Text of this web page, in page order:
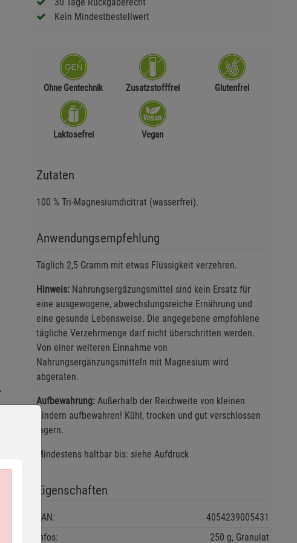
Kein Mindestbestellwert
Ohne Gentechnik Zusatzstofffrei Glutenfrei
Laktosefrei Vegan
Zutaten
100 % Tri-Magnesiumdicitrat (wasserfrei).
Anwendungsempfehlung
Täglich 2,5 Gramm mit etwas Flüssigkeit verzehren.
Hinweis:Nahrungsergäzungsmittel sind kein Ersatz für
eine ausgewogene, abwechslungsreiche Ernährung und
eine gesunde Lebensweise. Die angegebene empfohlene
tägliche Verzehrmenge darf nicht überschritten werden.
Von einer weiteren Einnahme von
Nahrungsergänzungsmitteln mit Magnesium wird
abgeraten.
Aufbewahrung:Außerhalb der Reichweite von kleinen
Kindern aufbewahren! Kühl, trocken und gut verschlossen
lagern.
Mindestens haltbar bis: siehe Aufdruck
Eigenschaften
EAN:
4054239005431
Infos:
250 g, Granulat